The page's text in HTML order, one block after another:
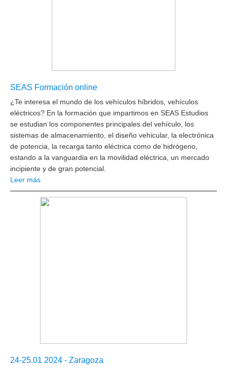
SEAS Formación online
¿Te interesa el mundo de los vehículos híbridos, vehículos
eléctricos? En la formación que impartimos en SEAS Estudios
se estudian los componentes principales del vehículo, los
sistemas de almacenamiento, el diseño vehicular, la electrónica
de potencia, la recarga tanto eléctrica como de hidrógeno,
estando a la vanguardia en la movilidad eléctrica, un mercado
incipiente y de gran potencial.
Leer más
24-25.01 2024 - Zaragoza